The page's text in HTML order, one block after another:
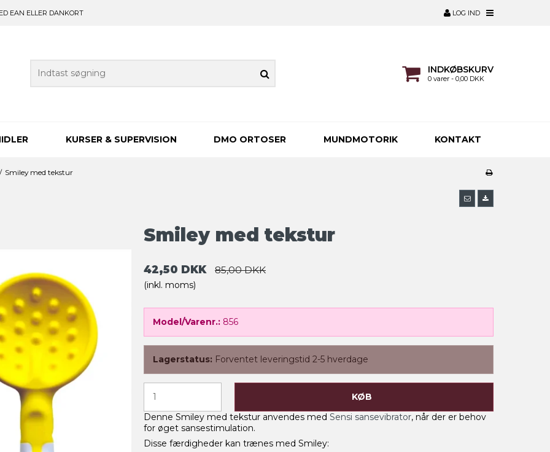
EAN ELLER DANKORT LOG IND
INDKØBSKURV
0 varer - 0,00 DKK
KURSER & SUPERVISION DMO ORTOSER MUNDMOTORIK KONTAKT
Smiley med tekstur
Smiley med tekstur
42,50 DKK 85,00 DKK
(inkl. moms)
Model/Varenr.: 856
Lagerstatus: Forventet leveringstid 2-5 hverdage
KØB
Denne Smiley med tekstur anvendes med Sensi sansevibrator, når der er behov
for øget sansestimulation.
Disse færdigheder kan trænes med Smiley: